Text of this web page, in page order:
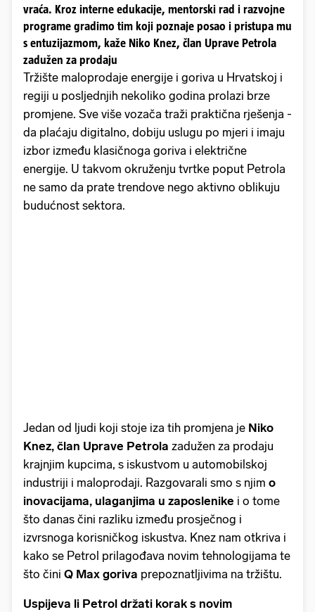
vraća. Kroz interne edukacije, mentorski rad i razvojne
programe gradimo tim koji poznaje posao i pristupa mu
s entuzijazmom, kaže Niko Knez, član Uprave Petrola
zadužen za prodaju
Tržište maloprodaje energije i goriva u Hrvatskoj i
regiji u posljednjih nekoliko godina prolazi brze
promjene. Sve više vozača traži praktična rješenja -
da plaćaju digitalno, dobiju uslugu po mjeri i imaju
izbor između klasičnoga goriva i električne
energije. U takvom okruženju tvrtke poput Petrola
ne samo da prate trendove nego aktivno oblikuju
budućnost sektora.
Jedan od ljudi koji stoje iza tih promjena je Niko
Knez, član Uprave Petrola zadužen za prodaju
krajnjim kupcima, s iskustvom u automobilskoj
industriji i maloprodaji. Razgovarali smo s njim o
inovacijama, ulaganjima u zaposlenike i o tome
što danas čini razliku između prosječnog i
izvrsnoga korisničkog iskustva. Knez nam otkriva i
kako se Petrol prilagođava novim tehnologijama te
što čini Q Max goriva prepoznatljivima na tržištu.
Uspijeva li Petrol držati korak s novim